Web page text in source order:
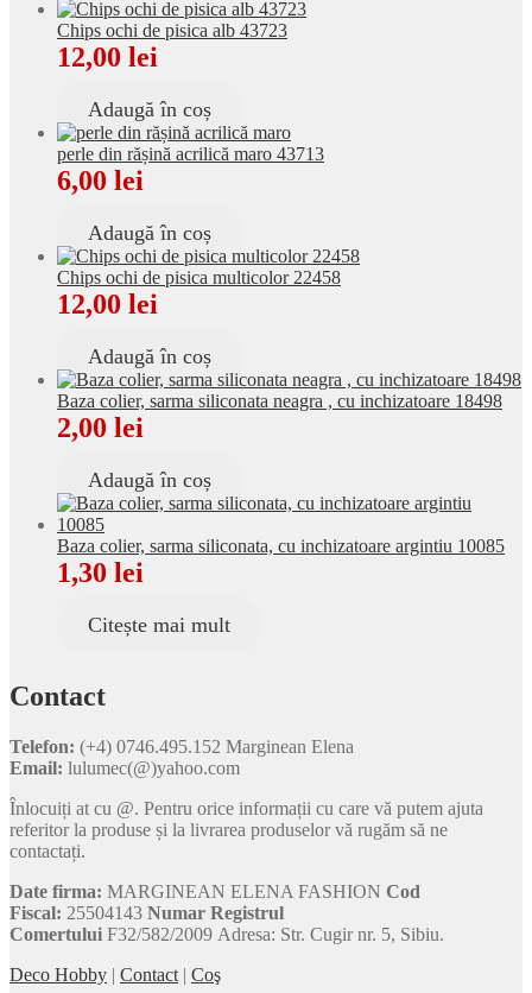
Chips ochi de pisica alb 43723
12,00 lei
Adaugă în coș
perle din rășină acrilică maro 43713
6,00 lei
Adaugă în coș
Chips ochi de pisica multicolor 22458
12,00 lei
Adaugă în coș
Baza colier, sarma siliconata neagra , cu inchizatoare 18498
2,00 lei
Adaugă în coș
Baza colier, sarma siliconata, cu inchizatoare argintiu 10085
1,30 lei
Citește mai mult
Contact
Telefon: (+4) 0746.495.152 Marginean Elena
Email: lulumec(@)yahoo.com
Înlocuiți at cu @. Pentru orice informații cu care vă putem ajuta
referitor la produse și la livrarea produselor vă rugăm să ne
contactați.
Date firma: MARGINEAN ELENA FASHION Cod
Fiscal: 25504143 Numar Registrul
Comertului F32/582/2009 Adresa: Str. Cugir nr. 5, Sibiu.
Deco Hobby | Contact | Coş